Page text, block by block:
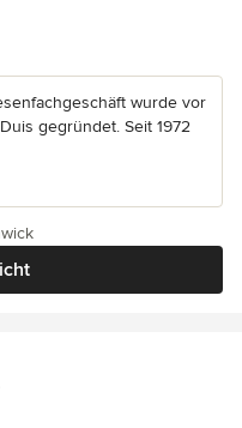
5 Sternen
wurde vor
gegründet. Seit 1972
5 Sternen